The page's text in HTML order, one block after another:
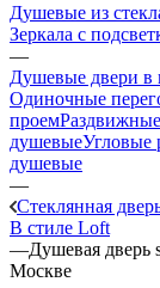
Душевые из
Зеркала с
—
Душевые двери в
Одиночные
проем
душевыеУгловые
душевые
—
Стеклянная
В стиле Loft
—Душевая дверь
Москве